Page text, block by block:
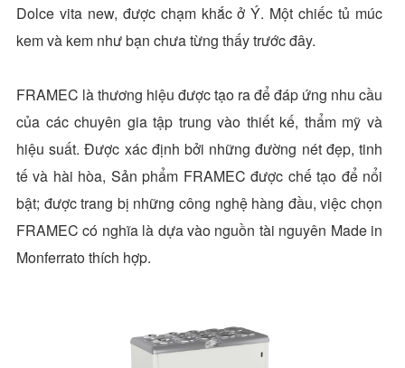
Dolce vita new, được chạm khắc ở Ý. Một chiếc tủ múc
kem và kem như bạn chưa từng thấy trước đây.
FRAMEC là thương hiệu được tạo ra để đáp ứng nhu cầu
của các chuyên gia tập trung vào thiết kế, thẩm mỹ và
hiệu suất. Được xác định bởi những đường nét đẹp, tinh
tế và hài hòa, Sản phẩm FRAMEC được chế tạo để nổi
bật; được trang bị những công nghệ hàng đầu, việc chọn
FRAMEC có nghĩa là dựa vào nguồn tài nguyên Made in
Monferrato thích hợp.